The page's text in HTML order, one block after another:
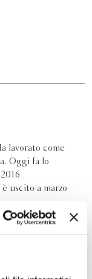
lavorato come
Oggi fa lo
è uscito a marzo